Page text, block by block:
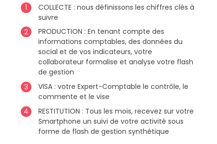
COLLECTE : nous définissons les chiffres clés à
suivre
PRODUCTION : En tenant compte des
informations comptables, des données du
social et de vos indicateurs, votre
collaborateur formalise et analyse votre flash
de gestion
VISA : votre Expert-Comptable le contrôle, le
commente et le vise
RESTITUTION : Tous les mois, recevez sur votre
Smartphone un suivi de votre activité sous
forme de flash de gestion synthétique